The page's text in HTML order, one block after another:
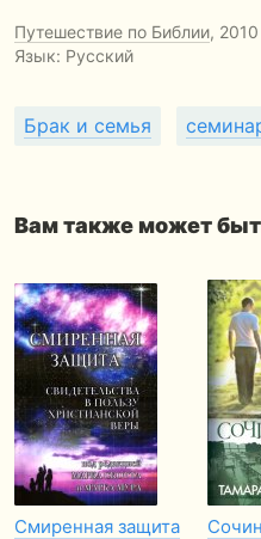
Путешествие по Библии, 2010
Язык: Русский
Брак и семья
Вам также может
Смиренная защита